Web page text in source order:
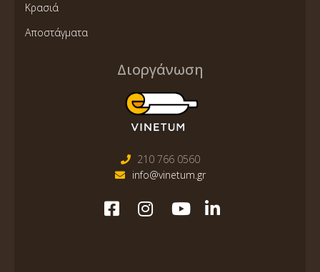
Κρασιά
Αποστάγματα
Διοργάνωση
210 766 0560
info@vinetum.gr